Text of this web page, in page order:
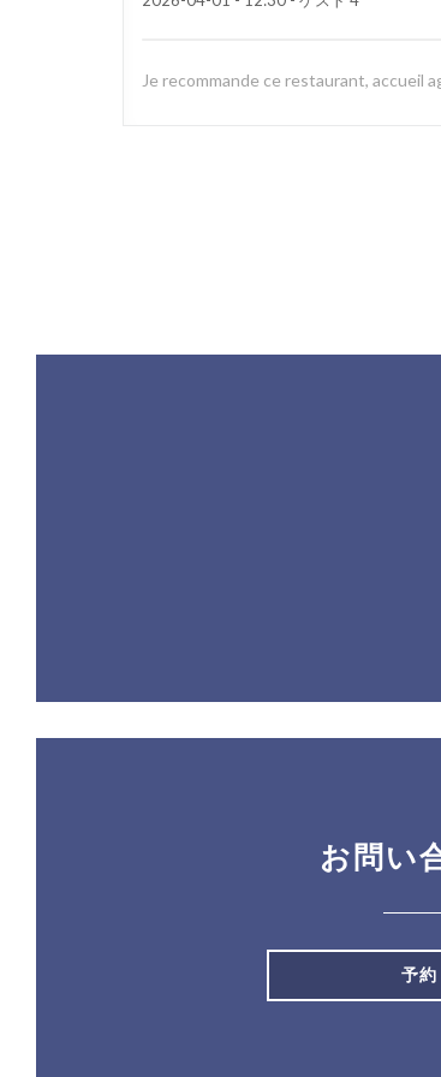
Je recommande ce restaurant,
お問い
予約